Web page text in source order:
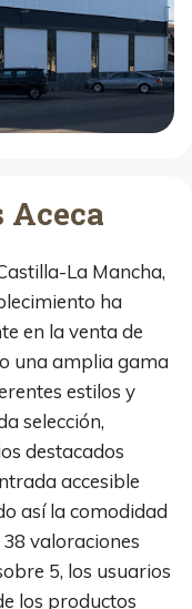
Aceca
La Mancha,
ha
en la venta de
una amplia gama
estilos y
selección,
destacados
accesible
así la comodidad
valoraciones
5, los usuarios
los productos